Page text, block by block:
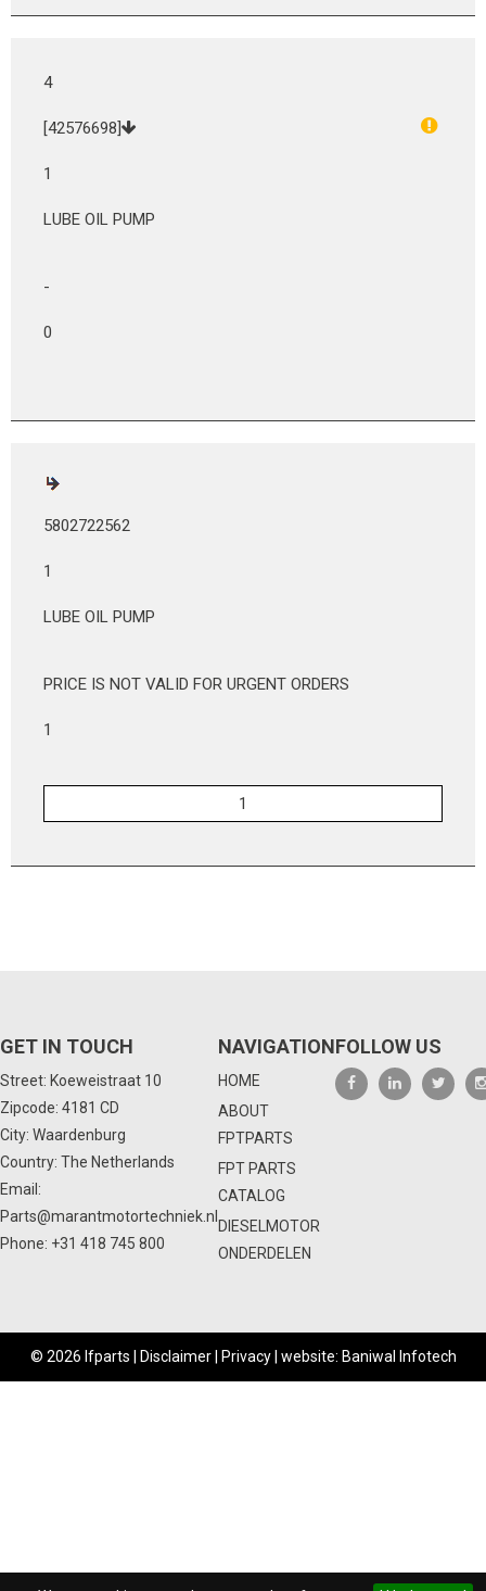
4
[42576698]
1
LUBE OIL PUMP
-
0
5802722562
1
LUBE OIL PUMP
PRICE IS NOT VALID FOR URGENT ORDERS
1
GET IN TOUCH
Street: Koeweistraat 10
Zipcode: 4181 CD
City: Waardenburg
Country: The Netherlands
Email:
Parts@marantmotortechniek.nl
Phone: +31 418 745 800
NAVIGATION
HOME
ABOUT
FPTPARTS
FPT PARTS
CATALOG
DIESELMOTOR
ONDERDELEN
FOLLOW US
© 2026 Ifparts | Disclaimer| Privacy| website: Baniwal Infotech